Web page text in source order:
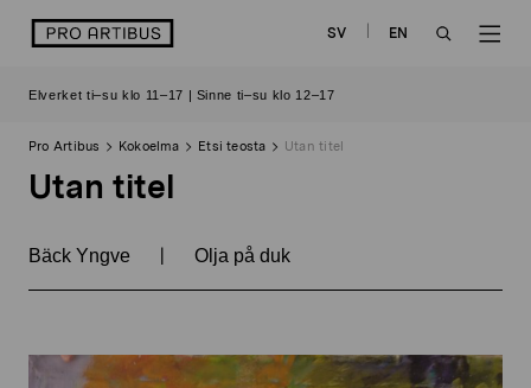
sisältöön
logo SV
EN
Elverket ti–su klo 11–17 | Sinne ti–su klo 12–17
Pro Artibus Kokoelma Etsi teosta Utan titel
Utan titel
Bäck Yngve | Olja på duk